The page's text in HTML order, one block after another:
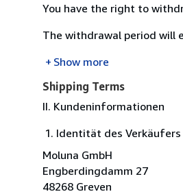
You have the right to
The withdrawal period will
Show more
Shipping Terms
II. Kundeninformationen
Identität des Verkäufers
Moluna GmbH
Engberdingdamm 27
48268 Greven